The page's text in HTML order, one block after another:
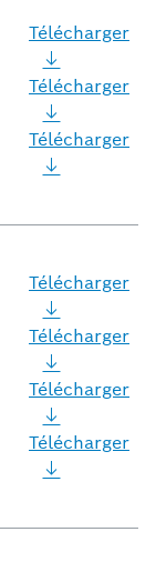
Télécharger
Télécharger
Télécharger
Télécharger
Télécharger
Télécharger
Télécharger